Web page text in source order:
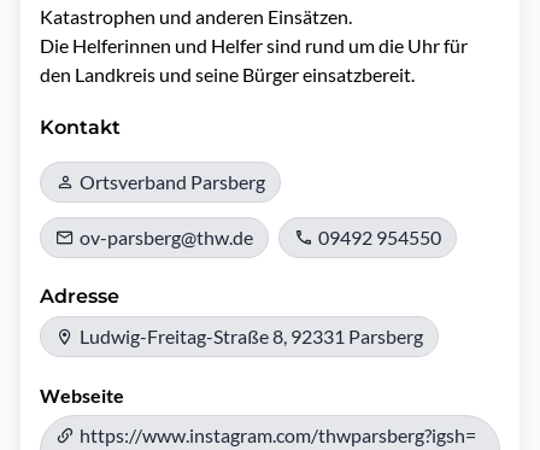
Katastrophen und anderen Einsätzen.
Die Helferinnen und Helfer sind rund um die Uhr für
den Landkreis und seine Bürger einsatzbereit.
Kontakt
Ortsverband Parsberg
ov-parsberg@thw.de 09492 954550
Adresse
Ludwig-Freitag-Straße 8, 92331 Parsberg
Webseite
https://www.instagram.com/thwparsberg?igsh=